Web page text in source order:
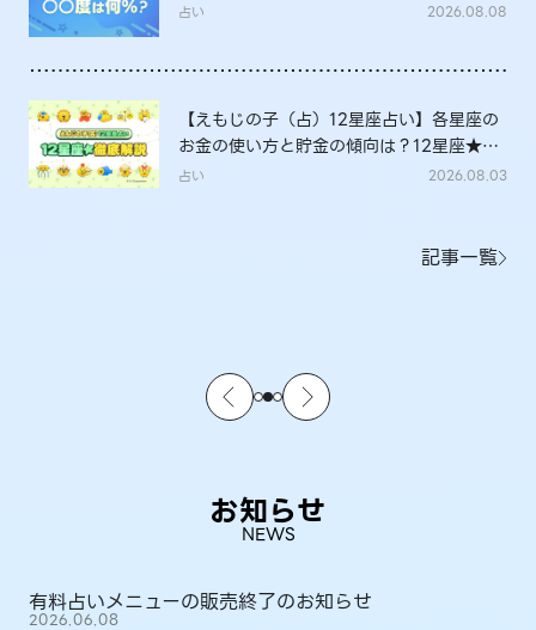
占い 2026.08.08
【えもじの子（占）12星座占い】各星座の
お金の使い方と貯金の傾向は？12星座★徹
底解説
占い 2026.08.03
記事一覧
お知らせ
NEWS
有料占いメニューの販売終了のお知らせ
2026.06.08